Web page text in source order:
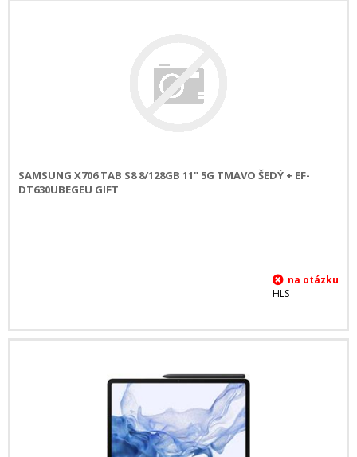
SAMSUNG X706 TAB S8 8/128GB 11" 5G TMAVO ŠEDÝ + EF-
DT630UBEGEU GIFT
HLS